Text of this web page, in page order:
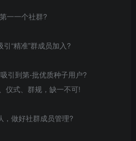
一一个社群?
“精准”群成员加入?
引到第-批优质种子用户?
仪式、群规，缺一不可!
，做好社群成员管理?